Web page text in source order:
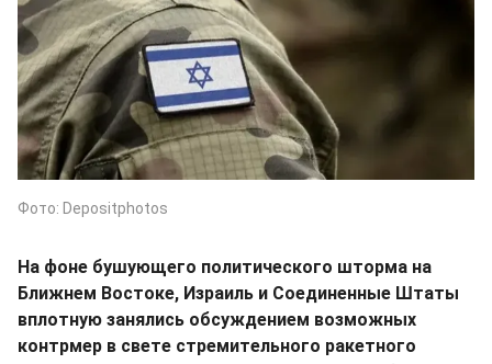
Фото: Depositphotos
На фоне бушующего политического шторма на
Ближнем Востоке, Израиль и Соединенные Штаты
вплотную занялись обсуждением возможных
контрмер в свете стремительного ракетного